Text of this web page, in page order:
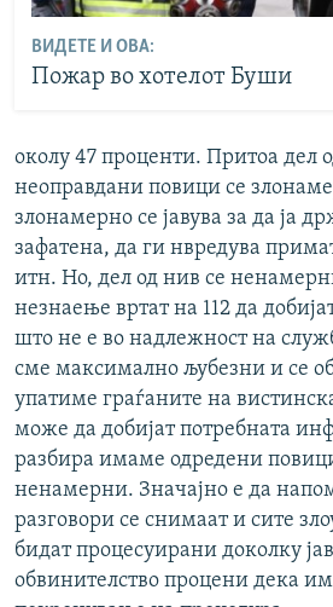
ВИДЕТЕ И ОВА:
Пожар во хотелот Буши
околу 47 проценти. Притоа дел
неоправдани повици се
злонамерно се јавува за да ја
зафатена, да ги нвредува
итн. Но, дел од нив се
незнаење вртат на 112 да
што не е во надлежност на
сме максимално љубезни и се
упатиме граѓаните на
може да добијат потребната
разбира имаме одредени
ненамерни. Значајно е да
разговори се снимаат и сите
бидат процесуирани доколку
обвинителство процени дека